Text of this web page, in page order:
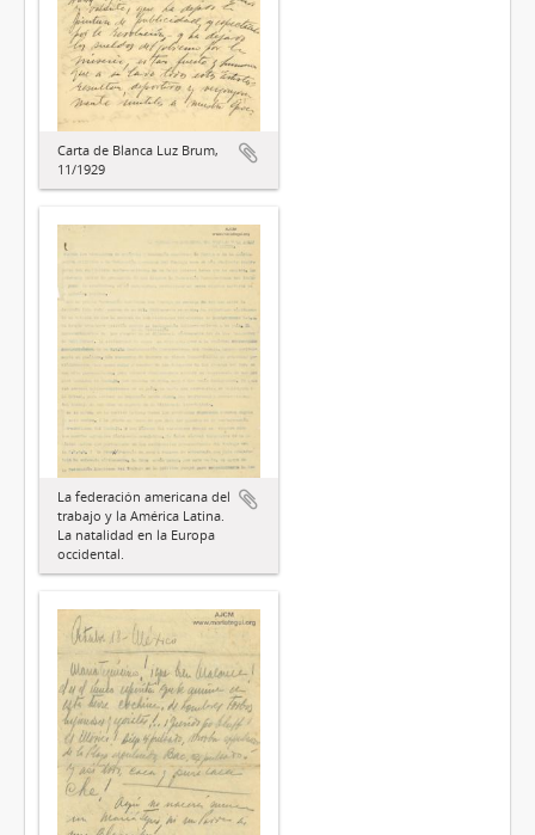
Carta de Blanca Luz Brum,
11/1929
La federación americana del
trabajo y la América Latina.
La natalidad en la Europa
occidental.